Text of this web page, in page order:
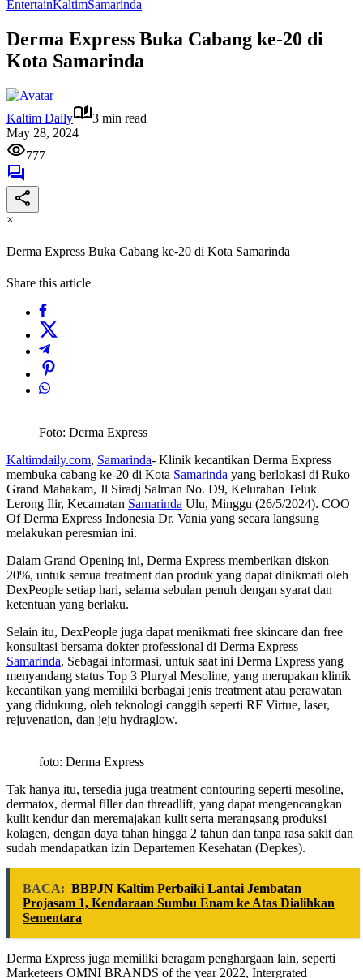
EntertainKaltimSamarinda
Derma Express Buka Cabang ke-20 di
Kota Samarinda
Kaltim Daily
3 min read
May 28, 2024
777
×
Derma Express Buka Cabang ke-20 di Kota Samarinda
Share this article
Foto: Derma Express
Kaltimdaily.com, Samarinda- Klinik kecantikan Derma Express
membuka cabang ke-20 di Kota Samarinda yang berlokasi di Ruko
Grand Mahakam, Jl Siradj Salman No. D9, Kelurahan Teluk
Lerong Ilir, Kecamatan Samarinda Ulu, Minggu (26/5/2024). COO
Of Derma Express Indonesia Dr. Vania yang secara langsung
melakukan peresmian ini.
Dalam Grand Opening ini, Derma Express memberikan diskon
20%, untuk semua treatment dan produk yang dapat dinikmati oleh
DexPeople setiap hari, selama sebulan penuh dengan syarat dan
ketentuan yang berlaku.
Selain itu, DexPeople juga dapat menikmati free skincare dan free
konsultasi bersama dokter professional di Derma Express
Samarinda. Sebagai informasi, untuk saat ini Derma Express yang
menyandang status Top 3 Pluryal Mesoline, yang merupakan klinik
kecantikan yang memiliki berbagai jenis treatment atau perawatan
yang didukung, oleh teknologi canggih seperti RF Virtue, laser,
rejuvenation, dan jeju hydraglow.
foto: Derma Express
Tak hanya itu, tersedia juga treatment contouring seperti mesoline,
dermatox, dermal filler dan threadlift, yang dapat mengencangkan
kulit kendur dan meremajakan kulit serta merangsang produksi
kolagen, dengan daya tahan hingga 2 tahun dan tanpa rasa sakit dan
sudah mendapatkan izin Departemen Kesehatan (Depkes).
BACA: BBPJN Kaltim Perbaiki Lantai Jembatan
Projasam 1, Kendaraan Sumbu Enam ke Atas Dialihkan
Sementara
Derma Express juga memiliki beragam penghargaan lain, seperti
Marketeers OMNI BRANDS of the year 2022, Intergrated